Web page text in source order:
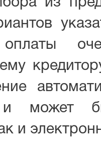
может
и